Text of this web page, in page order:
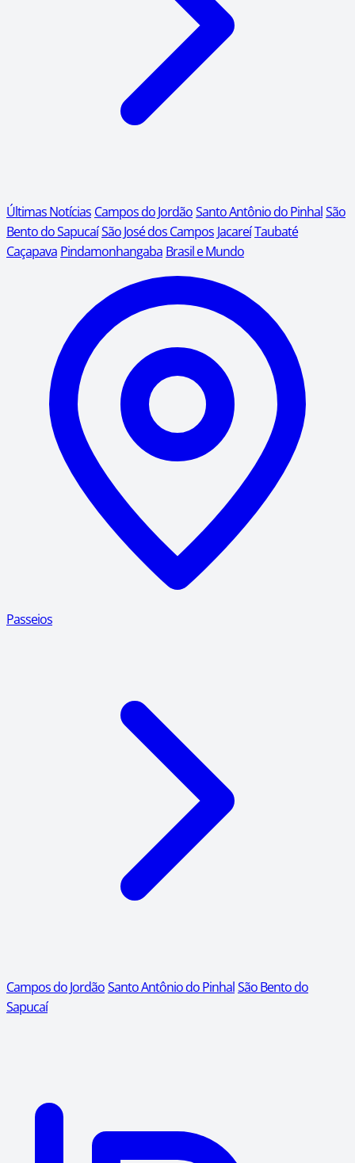
Últimas Notícias Campos do JordãoSanto Antônio do PinhalSão
Bento do SapucaíSão José dos Campos JacareíTaubaté
Caçapava Pindamonhangaba Brasil e Mundo
Passeios
Campos do JordãoSanto Antônio do PinhalSão Bento do
Sapucaí